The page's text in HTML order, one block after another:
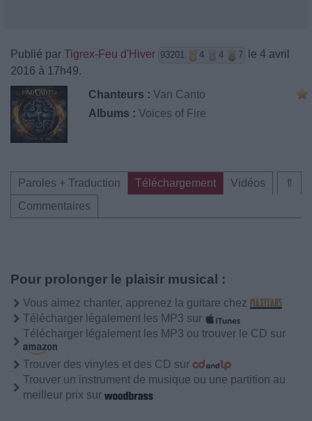
Publié par Tigrex-Feu d'Hiver 93201 4 4 7
le 4 avril
2016 à 17h49.
Chanteurs : Van Canto
Albums : Voices of Fire
⇑
Paroles + Traduction Téléchargement
Vidéos
Commentaires
Pour prolonger le plaisir musical :
Vous aimez chanter, apprenez la guitare chez
Télécharger légalement les MP3 sur
Télécharger légalement les MP3 ou trouver le CD sur
Trouver des vinyles et des CD sur
Trouver un instrument de musique ou une partition au
meilleur prix sur